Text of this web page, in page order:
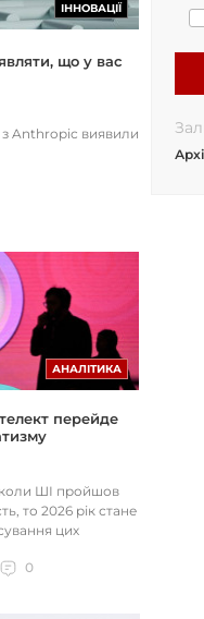
ІННОВАЦІЇ
що у вас
з Anthropic виявили
АНАЛІТИКА
перейде
ШІ пройшов
то 2026 рік стане
цих
0